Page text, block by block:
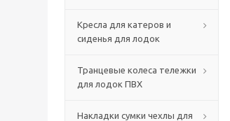
Кресла для катеров и
сиденья для лодок
Транцевые колеса тележки
для лодок ПВХ
Накладки сумки чехлы для